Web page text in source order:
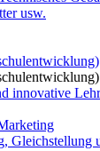
usw.
innovative
Gleichstellung